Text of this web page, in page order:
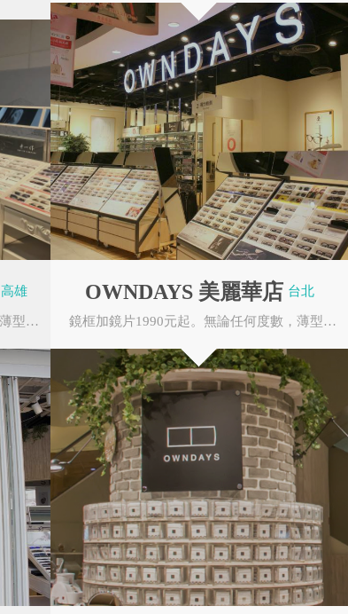
OWNDAYS 高雄夢時代店
高雄市前鎮區中華五路789號7樓
OWNDAYS 台北信義A11店
台北市信義區松壽路11號
OWNDAYS 台東秀泰店
台東縣台東市新生路93號2樓
OWNDAYS 遠百竹北店
新竹縣竹北市莊敬北路18號 6F
OWNDAYS MITSUI OUTLET
PARK 台南店
台南市歸仁區歸仁大道101號 3F
OWNDAYS 台南FOCUS店
台南市中西區中山路166號 1F
新北市三重區自強路一段73號 1F
OWNDAYS 高雄三多SOGO店
高雄市前鎮區三多三路217號 2F
OWNDAYS 秀泰岡山店
高雄市岡山區捷安路1巷2號 1F
OWNDAYS 環球南港店
台北市南港區忠孝東路七段371號B2
OWNDAYS 新竹巨城店
新竹市東區中央路229號 3F
OWNDAYS 台茂購物中心店
桃園市蘆竹區南崁路一段112號B2
OWNDAYS 新竹大魯閣店
新竹市北區湳雅街91-2號 1F
OWNDAYS 內湖大潤發二店
台北市內湖區舊宗路一段188號 1F
OWNDAYS 嘉義NICE店
嘉義市東區忠孝路600號 2F
高雄
鏡框加鏡片1990元起。無論任何度數，薄型非球面鏡片無需任何追加費用。OWNDAYS的眼鏡皆由本...
OWNDAYS 美麗華店 台北
鏡框加鏡片1990元起。無論任何度數，薄型非球面鏡片無需任何追加費用。OWNDAYS的眼鏡皆由本...